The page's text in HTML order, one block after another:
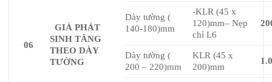
06
GIÁ PHÁT
SINH TĂNG
THEO DÀY
TƯỜNG
Dày tường (
140-180)mm
-KLR (45 x
120)mm– Nẹp
chỉ L6
Dày tường (
200 – 220)mm
KLR (45 x
200)mm